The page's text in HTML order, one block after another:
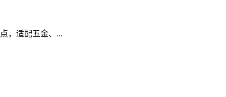
，适配五金、...